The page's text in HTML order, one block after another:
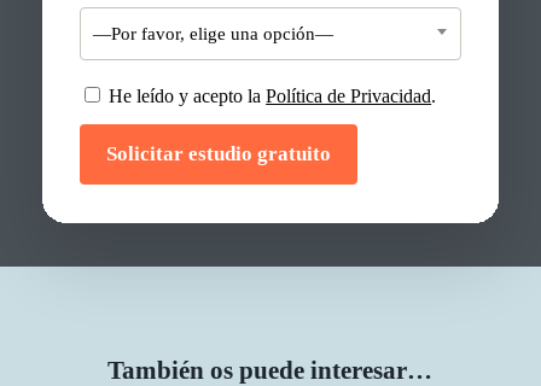
—Por favor, elige una opción—
He leído y acepto laPolítica de Privacidad.
También os puede interesar…